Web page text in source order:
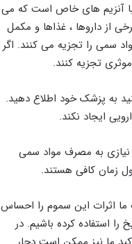
آنزیم های خاص است که می
از داروها ، غذاها و مکمل
سمی را تجزیه می کنند. اگر
تجزیه کنند.
به پزشک خود اطلاع دهید.
ایجاد نکند.
نیازی به مصرف مواد سمی
زمان کافی هستند.
ما اثرات این سموم را احساس
را استفاده کرده باشیم. در